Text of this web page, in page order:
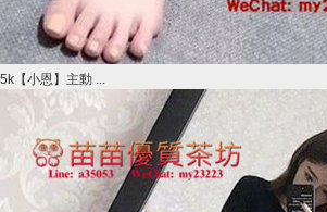
5k【小恩】主動 ...